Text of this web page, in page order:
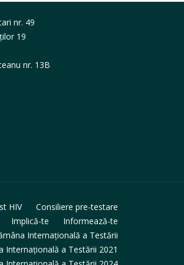
nr. 49
19
nr. 13B
HIV
Consiliere pre-testare
Implică-te
Informează-te
Internațională a Testării
Internațională a Testării 2021